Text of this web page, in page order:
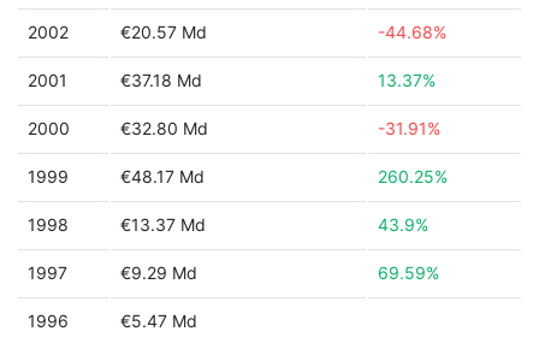
2002 €20.57 Md -44.68%
2001 €37.18 Md 13.37%
2000 €32.80 Md -31.91%
1999 €48.17 Md 260.25%
1998 €13.37 Md 43.9%
1997 €9.29 Md 69.59%
1996 €5.47 Md